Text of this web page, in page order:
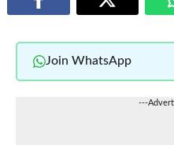
Join WhatsApp
---